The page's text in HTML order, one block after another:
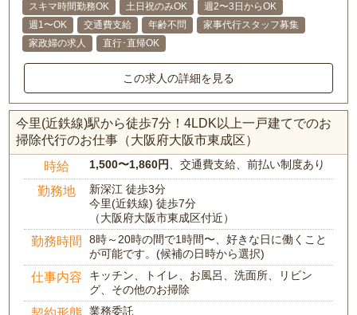
スキマ時間勤務OK 土日祝のみOK
週2〜3日からOK
週1〜OK
交通費支給 年齢不問
家事代行スタッフ募集
家政婦の求人
直行･直帰OK
この求人の詳細を見る
今里(近鉄線)駅から徒歩7分！4LDK以上一戸建てでのお
掃除代行のお仕事（大阪府大阪市東成区）
時給 1,500〜1,860円 、交通費支給、前払い制度あり
勤務地
新深江 徒歩3分
今里(近鉄線) 徒歩7分
（大阪府大阪市東成区付近）
勤務時間
8時～20時の間で1時間〜、好きな日に働くこと
が可能です。(候補の日時から選択)
仕事内容
キッチン、トイレ、お風呂、洗面所、リビン
グ、その他のお掃除
業務委託